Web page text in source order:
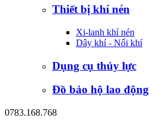
Thiết bị khí nén
Xi-lanh khí nén
Dây khí - Nối khí
Dụng cụ thủy lực
Đồ bảo hộ lao động
0783.168.768